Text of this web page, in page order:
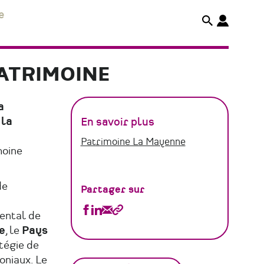
la
de
, le Pays
de
Le
En savoir plus
Patrimoine La Mayenne
Partager sur
Partager
Partager
Partager
Copier